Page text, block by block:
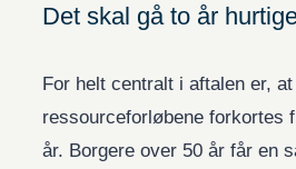
Det skal gå to år
For helt centralt i aftalen er, at
ressourceforløbene forkortes
år. Borgere over 50 år får en